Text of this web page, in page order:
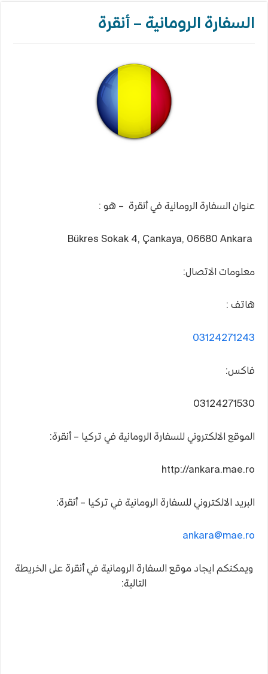
السفارة الرومانية – أنقرة
عنوان السفارة الرومانية في أنقرة – هو :
معلومات الاتصال:
هاتف :
03124271243
فاكس:
03124271530
الموقع الالكتروني للسفارة الرومانية في تركيا – أنقرة:
http://ankara.mae.ro
البريد الالكتروني للسفارة الرومانية في تركيا – أنقرة:
ankara@mae.ro
ويمكنكم ايجاد موقع السفارة الرومانية في أنقرة على الخريطة
التالية: